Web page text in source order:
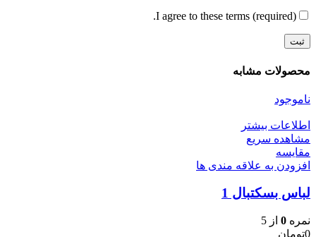
I agree to these terms (required).
محصولات مشابه
ناموجود
اطلاعات بیشتر
مشاهده سریع
مقایسه
افزودن به علاقه مندی ها
لباس بسکتبال 1
نمره 0 از 5
0تومان